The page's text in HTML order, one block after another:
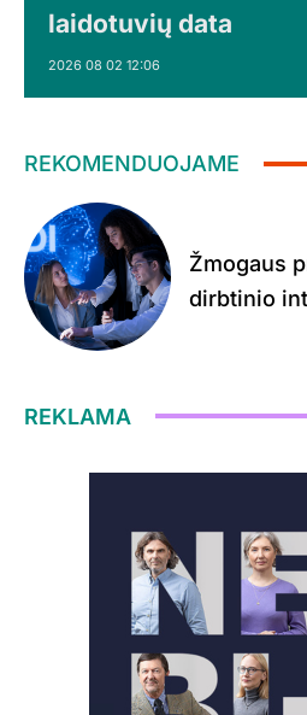
laidotuvių data
2026 08 02 12:06
REKOMENDUOJAME
Žmogaus
dirbtinio
REKLAMA